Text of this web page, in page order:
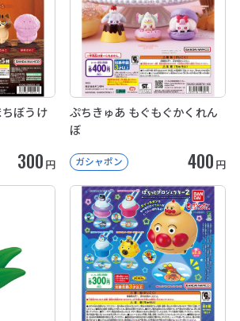
ぼうけ
300 円
ぷちきゅあ もぐもぐかくれん
ぼ
ガシャポン 400 円